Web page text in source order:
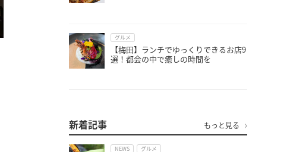
グルメ
【梅田】ランチでゆっくりできるお店9
選！都会の中で癒しの時間を
新着記事 もっと見る
NEWS グルメ